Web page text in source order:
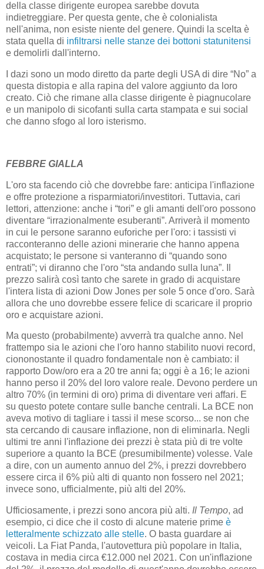
della classe dirigente europea sarebbe dovuta
indietreggiare. Per questa gente, che è colonialista
nell'anima, non esiste niente del genere. Quindi la scelta è
stata quella di infiltrarsi nelle stanze dei bottoni statunitensi
e demolirli dall'interno.
I dazi sono un modo diretto da parte degli USA di dire “No” a
questa distopia e alla rapina del valore aggiunto da loro
creato. Ciò che rimane alla classe dirigente è piagnucolare
e un manipolo di sicofanti sulla carta stampata e sui social
che danno sfogo al loro isterismo.
FEBBRE GIALLA
L'oro sta facendo ciò che dovrebbe fare: anticipa l'inflazione
e offre protezione a risparmiatori/investitori. Tuttavia, cari
lettori, attenzione: anche i “tori” e gli amanti dell'oro possono
diventare “irrazionalmente esuberanti”. Arriverà il momento
in cui le persone saranno euforiche per l'oro: i tassisti vi
racconteranno delle azioni minerarie che hanno appena
acquistato; le persone si vanteranno di “quando sono
entrati”; vi diranno che l'oro “sta andando sulla luna”. Il
prezzo salirà così tanto che sarete in grado di acquistare
l'intera lista di azioni Dow Jones per sole 5 once d'oro. Sarà
allora che uno dovrebbe essere felice di scaricare il proprio
oro e acquistare azioni.
Ma questo (probabilmente) avverrà tra qualche anno. Nel
frattempo sia le azioni che l'oro hanno stabilito nuovi record,
ciononostante il quadro fondamentale non è cambiato: il
rapporto Dow/oro era a 20 tre anni fa; oggi è a 16; le azioni
hanno perso il 20% del loro valore reale. Devono perdere un
altro 70% (in termini di oro) prima di diventare veri affari. E
su questo potete contare sulle banche centrali. La BCE non
aveva motivo di tagliare i tassi il mese scorso... se non che
sta cercando di causare inflazione, non di eliminarla. Negli
ultimi tre anni l'inflazione dei prezzi è stata più di tre volte
superiore a quanto la BCE (presumibilmente) volesse. Vale
a dire, con un aumento annuo del 2%, i prezzi dovrebbero
essere circa il 6% più alti di quanto non fossero nel 2021;
invece sono, ufficialmente, più alti del 20%.
Ufficiosamente, i prezzi sono ancora più alti. Il Tempo, ad
esempio, ci dice che il costo di alcune materie prime è
letteralmente schizzato alle stelle. O basta guardare ai
veicoli. La Fiat Panda, l'autovettura più popolare in Italia,
costava in media circa €12.000 nel 2021. Con un'inflazione